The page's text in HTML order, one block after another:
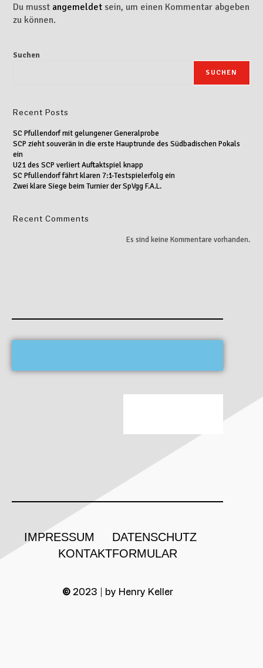
Du musst angemeldet sein, um einen Kommentar abgeben
zu können.
Suchen
SUCHEN
Recent Posts
SC Pfullendorf mit gelungener Generalprobe
SCP zieht souverän in die erste Hauptrunde des Südbadischen Pokals
ein
U21 des SCP verliert Auftaktspiel knapp
SC Pfullendorf fährt klaren 7:1-Testspielerfolg ein
Zwei klare Siege beim Turnier der SpVgg F.A.L.
Recent Comments
Es sind keine Kommentare vorhanden.
IMPRESSUM
DATENSCHUTZ
KONTAKTFORMULAR
©2023 | by Henry Keller